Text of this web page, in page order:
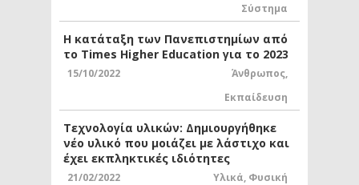
Σύστημα
Η κατάταξη των Πανεπιστημίων από
το Times Higher Education για το 2023
15/10/2022 Άνθρωπος,
Εκπαίδευση
Τεχνολογία υλικών: Δημιουργήθηκε
νέο υλικό που μοιάζει με λάστιχο και
έχει εκπληκτικές ιδιότητες
21/02/2022 Υλικά, Φυσική